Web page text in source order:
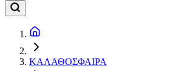
ΚΑΛΑΘΟΣΦΑΙΡΑ